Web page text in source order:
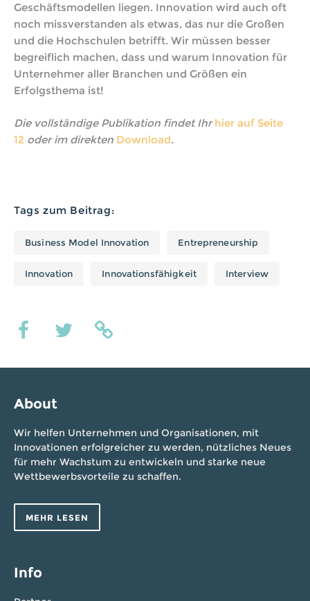
Geschäftsmodellen liegen. Innovation wird auch oft
noch missverstanden als etwas, das nur die Großen
und die Hochschulen betrifft. Wir müssen besser
begreiflich machen, dass und warum Innovation für
Unternehmer aller Branchen und Größen ein
Erfolgsthema ist!
Die vollständige Publikation findet Ihrhier auf Seite
12 oder im direkten Download.
Tags zum Beitrag:
Business Model Innovation Entrepreneurship
Innovation Innovationsfähigkeit Interview
About
Wir helfen Unternehmen und Organisationen, mit
Innovationen erfolgreicher zu werden, nützliches Neues
für mehr Wachstum zu entwickeln und starke neue
Wettbewerbsvorteile zu schaffen.
MEHR LESEN
Info